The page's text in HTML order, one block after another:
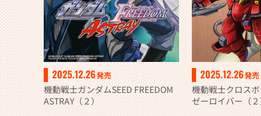
2025.12.26発売
機動戦士ガンダムSEED FREEDOM
ASTRAY（２）
2025.12.26発売
機動戦士クロス
ゼーロイバー（２